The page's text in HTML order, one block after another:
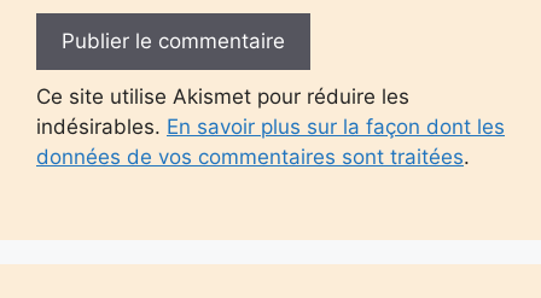
Ce site utilise Akismet pour réduire les
indésirables. En savoir plus sur la façon dont les
données de vos commentaires sont traitées.